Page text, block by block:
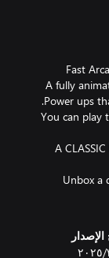
• You can
• A
الإصدار